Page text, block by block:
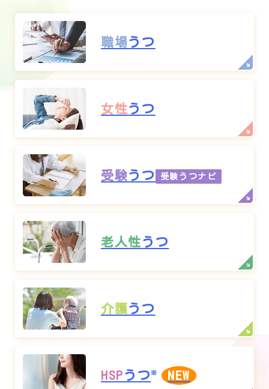
職場うつ
女性うつ
受験うつ 受験うつナビ
老人性うつ
介護うつ
HSPうつ ※ NEW